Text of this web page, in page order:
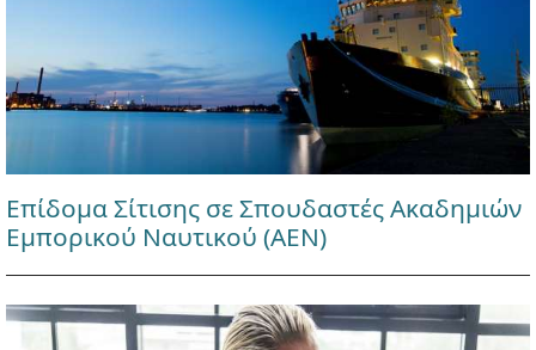
Επίδομα Σίτισης σε Σπουδαστές Ακαδημιών
Εμπορικού Ναυτικού (ΑΕΝ)